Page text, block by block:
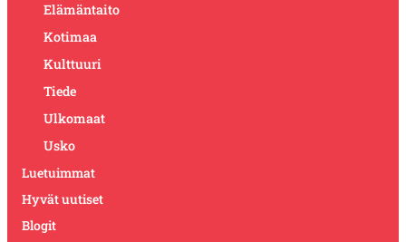
Elämäntaito
Kotimaa
Kulttuuri
Tiede
Ulkomaat
Usko
Luetuimmat
Hyvät uutiset
Blogit